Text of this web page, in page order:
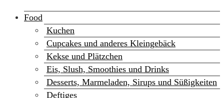
Food
Kuchen
Cupcakes und anderes Kleingebäck
Kekse und Plätzchen
Eis, Slush, Smoothies und Drinks
Desserts, Marmeladen, Sirups und Süßigkeiten
Deftiges